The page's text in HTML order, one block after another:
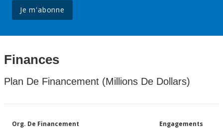
Je m'abonne
Finances
Plan De Financement (Millions De Dollars)
Org. De Financement Engagements